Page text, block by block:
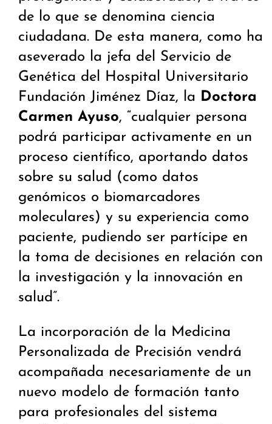
de lo que se denomina ciencia
ciudadana. De esta manera, como ha
aseverado la jefa del Servicio de
Genética del Hospital Universitario
Fundación Jiménez Díaz, la Doctora
Carmen Ayuso, “cualquier persona
podrá participar activamente en un
proceso científico, aportando datos
sobre su salud (como datos
genómicos o biomarcadores
moleculares) y su experiencia como
paciente, pudiendo ser partícipe en
la toma de decisiones en relación con
la investigación y la innovación en
salud”.
La incorporación de la Medicina
Personalizada de Precisión vendrá
acompañada necesariamente de un
nuevo modelo de formación tanto
para profesionales del sistema